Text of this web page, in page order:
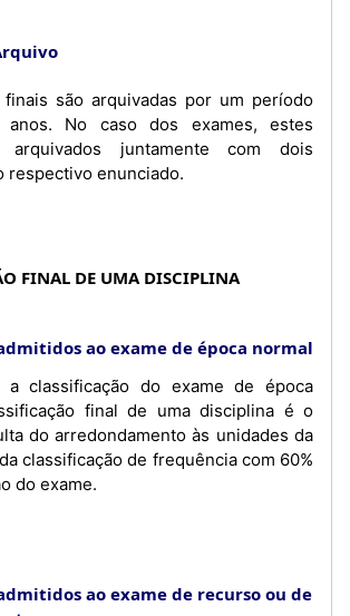
finais são arquivadas por um período
No caso dos exames, estes
juntamente com dois
respectivo enunciado.
FINAL DE UMA DISCIPLINA
ao exame de época normal
a classificação do exame de época
final de uma disciplina é o
do arredondamento às unidades da
classificação de frequência com 60%
do exame.
ao exame de recurso ou de